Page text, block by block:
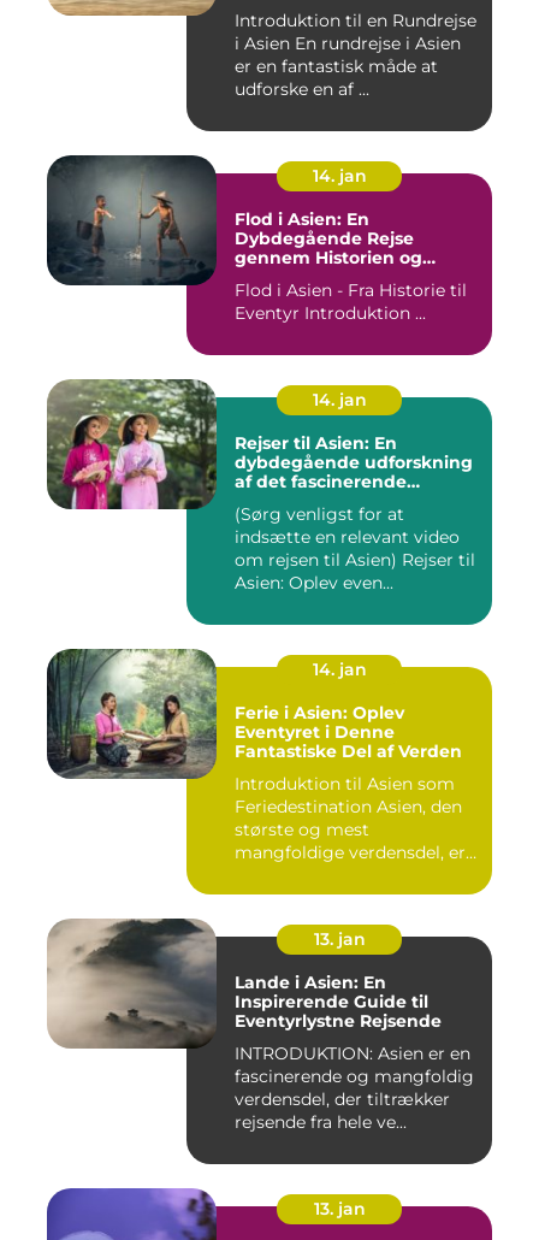
Introduktion til en Rundrejse
i Asien En rundrejse i Asien
er en fantastisk måde at
udforske en af ...
14. jan
Flod i Asien: En
Dybdegående Rejse
gennem Historien og
Flod i Asien - Fra Historie til
Eventyr Introduktion ...
14. jan
Rejser til Asien: En
dybdegående udforskning
af det fascinerende
(Sørg venligst for at
indsætte en relevant video
om rejsen til Asien) Rejser til
Asien: Oplev even...
14. jan
Ferie i Asien: Oplev
Eventyret i Denne
Fantastiske Del af Verden
Introduktion til Asien som
Feriedestination Asien, den
største og mest
mangfoldige verdensdel, er
13. jan
Lande i Asien: En
Inspirerende Guide til
Eventyrlystne Rejsende
INTRODUKTION: Asien er en
fascinerende og mangfoldig
verdensdel, der tiltrækker
rejsende fra hele ve...
13. jan